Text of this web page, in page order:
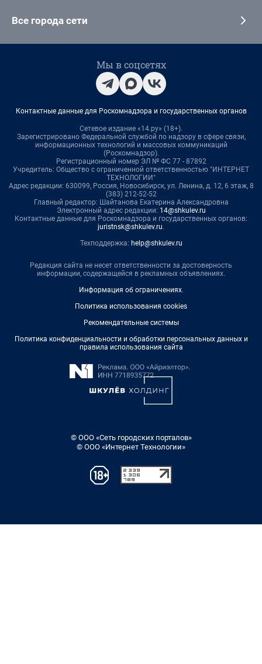
Все города сети
Мы в соцсетях
Контактные данные для Роскомнадзора и государственных органов
Сетевое издание «14.ру» (18+).
Зарегистрировано Федеральной службой по надзору в сфере связи,
информационных технологий и массовых коммуникаций
(Роскомнадзор).
Регистрационный номер ЭЛ № ФС 77 - 87892
Учредитель: Общество с ограниченной ответственностью "ИНТЕРНЕТ
ТЕХНОЛОГИИ"
Адрес редакции: 630099, Россия, Новосибирск, ул. Ленина, д. 12, 6 этаж, 8
(383) 212-52-52
Главный редактор: Шайтанова Екатерина Александровна
Электронный адрес редакции: 14@shkulev.ru
Контактные данные для Роскомнадзора и государственных органов:
juristnsk@shkulev.ru.
Техподдержка: help@shkulev.ru
Редакция сайта не несет ответственности за достоверность
информации, содержащейся в рекламных объявлениях.
Информация об ограничениях.
Политика использования cookies
Рекомендательные системы
Политика конфиденциальности и обработки персональных данных и
правила использования сайта
© ООО «Сеть городских порталов»
© ООО «Интернет Технологии»